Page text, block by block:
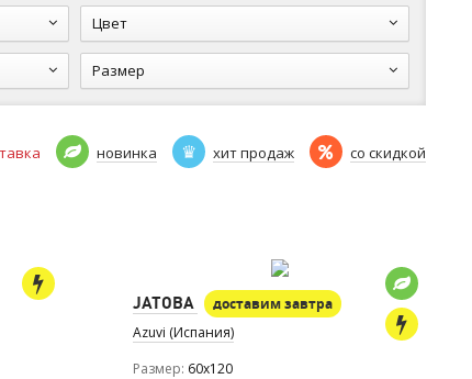
Цвет
Размер
новинка хит продаж со скидкой
JATOBA
доставим завтра
Azuvi (Испания)
Размер 60x120